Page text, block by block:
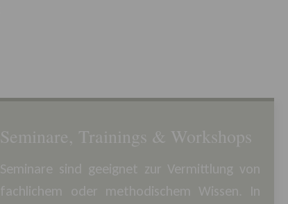
Seminare, Trainings & Workshops
Seminare sind geeignet zur Vermittlung von
fachlichem oder methodischem Wissen. In